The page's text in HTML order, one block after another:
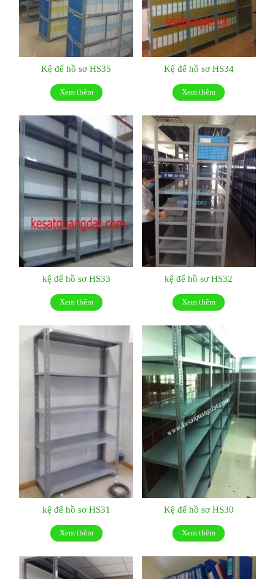
Kệ để hồ sơ HS35
Xem thêm
Kệ để hồ sơ HS34
Xem thêm
kệ để hồ sơ HS33
Xem thêm
kệ để hồ sơ HS32
Xem thêm
kệ để hồ sơ HS31
Xem thêm
Kệ để hồ sơ HS30
Xem thêm